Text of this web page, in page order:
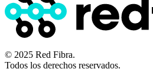
© 2025 Red Fibra.
Todos los derechos reservados.